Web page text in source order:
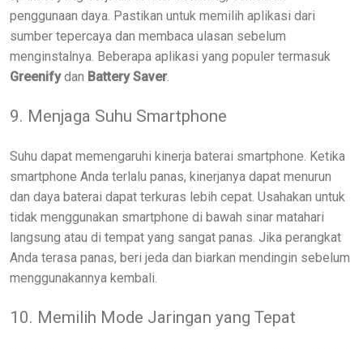
penggunaan daya. Pastikan untuk memilih aplikasi dari
sumber tepercaya dan membaca ulasan sebelum
menginstalnya. Beberapa aplikasi yang populer termasuk
Greenifydan Battery Saver.
9. Menjaga Suhu Smartphone
Suhu dapat memengaruhi kinerja baterai smartphone. Ketika
smartphone Anda terlalu panas, kinerjanya dapat menurun
dan daya baterai dapat terkuras lebih cepat. Usahakan untuk
tidak menggunakan smartphone di bawah sinar matahari
langsung atau di tempat yang sangat panas. Jika perangkat
Anda terasa panas, beri jeda dan biarkan mendingin sebelum
menggunakannya kembali.
10. Memilih Mode Jaringan yang Tepat